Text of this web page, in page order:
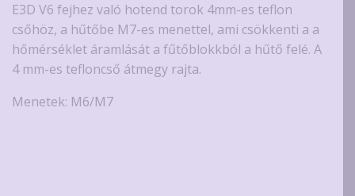
E3D V6 fejhez való hotend torok 4mm-es teflon
csőhöz, a hűtőbe M7-es menettel, ami csökkenti a a
hőmérséklet áramlását a fűtőblokkból a hűtő felé. A
4 mm-es tefloncső átmegy rajta.
Menetek: M6/M7